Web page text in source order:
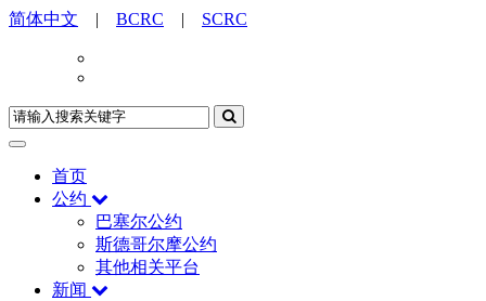
简体中文 | BCRC | SCRC
首页
公约
巴塞尔公约
斯德哥尔摩公约
其他相关平台
新闻